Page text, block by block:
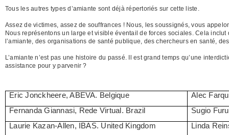
Tous les autres types d’amiante sont déjà répertoriés sur cette liste.
Assez de victimes, assez de souffrances ! Nous, les soussignés, vous
Nous représentons un large et visible éventail de forces sociales. Cela
l’amiante, des organisations de santé publique, des chercheurs en santé,
L’amiante n’est pas une histoire du passé. Il est grand temps qu’une
assistance pour y parvenir ?
Eric Jonckheere, ABEVA. Belgique
Alec
Fernanda Giannasi, Rede Virtual. Brazil
Sugio
Laurie Kazan-Allen, IBAS. United Kingdom
Linda